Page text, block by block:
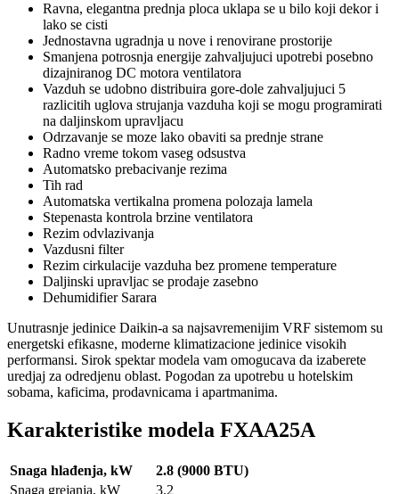
Ravna, elegantna prednja ploca uklapa se u bilo koji dekor i
lako se cisti
Jednostavna ugradnja u nove i renovirane prostorije
Smanjena potrosnja energije zahvaljujuci upotrebi posebno
dizajniranog DC motora ventilatora
Vazduh se udobno distribuira gore-dole zahvaljujuci 5
razlicitih uglova strujanja vazduha koji se mogu programirati
na daljinskom upravljacu
Odrzavanje se moze lako obaviti sa prednje strane
Radno vreme tokom vaseg odsustva
Automatsko prebacivanje rezima
Tih rad
Automatska vertikalna promena polozaja lamela
Stepenasta kontrola brzine ventilatora
Rezim odvlazivanja
Vazdusni filter
Rezim cirkulacije vazduha bez promene temperature
Daljinski upravljac se prodaje zasebno
Dehumidifier Sarara
Unutrasnje jedinice Daikin-a sa najsavremenijim VRF sistemom su
energetski efikasne, moderne klimatizacione jedinice visokih
performansi. Sirok spektar modela vam omogucava da izaberete
uredjaj za odredjenu oblast. Pogodan za upotrebu u hotelskim
sobama, kaficima, prodavnicama i apartmanima.
Karakteristike modela FXAA25A
Snaga hlađenja, kW
2.8 (9000 BTU)
Snaga grejanja, kW
3.2